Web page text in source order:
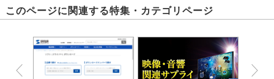
このページに関連する特集・カテゴリページ